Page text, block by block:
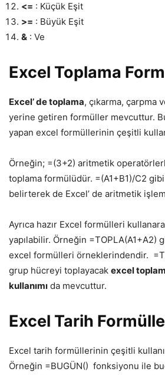
<= : Küçük Eşit
>= : Büyük Eşit
& : Ve
Excel Toplama
Excel’ de toplama, çıkarma, çarpma
yerine getiren formüller mevcuttur.
yapan excel formüllerinin çeşitli
Örneğin; =(3+2) aritmetik
toplama formülüdür. =(A1+B1)/C2
belirterek de Excel’ de aritmetik
Ayrıca hazır Excel formülleri
yapılabilir. Örneğin =TOPLA(A1+A2)
excel formülleri örneklerindendir.
grup hücreyi toplayacak excel
kullanımı da mevcuttur.
Excel Tarih
Excel tarih formüllerinin çeşitli
Örneğin =BUGÜN() fonksiyonu ile